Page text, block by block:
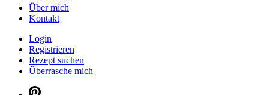
Über mich
Kontakt
Login
Registrieren
Rezept suchen
Überrasche mich